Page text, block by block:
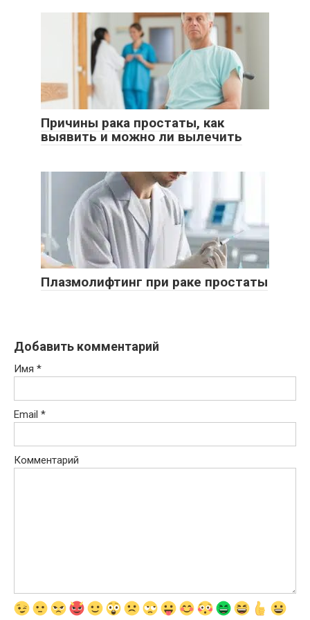
Причины рака простаты, как
выявить и можно ли вылечить
Плазмолифтинг при раке простаты
Добавить комментарий
Имя *
Email *
Комментарий